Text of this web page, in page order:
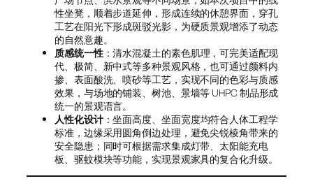
性坐凳，顺着步道延伸，形成连续的休憩界面，穿孔
工艺在阳光下形成斑驳光影，为硬质景观增添了动态
的自然意趣。
质感统一性：清水混凝土的素色肌理，可完美适配现
代、极简、新中式等多种景观风格，也可通过颜料内
掺、表面酸洗、喷砂等工艺，实现不同的色彩与质感
效果，与场地的铺装、树池、景墙等 UHPC 制品形成
统一的景观语言。
人性化设计：坐面高度、坐面宽度均符合人体工程学
标准，边缘采用圆角倒边处理，避免尖锐棱角带来的
安全隐患；同时可根据需求集成灯带、太阳能充电
板、驱蚊模块等功能，实现景观家具的复合化升级。